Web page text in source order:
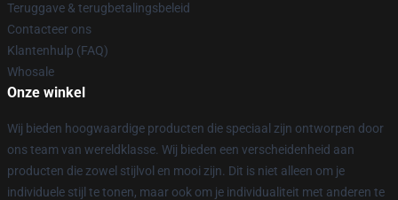
Teruggave & terugbetalingsbeleid
Contacteer ons
Klantenhulp (FAQ)
Whosale
Onze winkel
Wij bieden hoogwaardige producten die speciaal zijn ontworpen door
ons team van wereldklasse. Wij bieden een verscheidenheid aan
producten die zowel stijlvol en mooi zijn. Dit is niet alleen om je
individuele stijl te tonen, maar ook om je individualiteit met anderen te